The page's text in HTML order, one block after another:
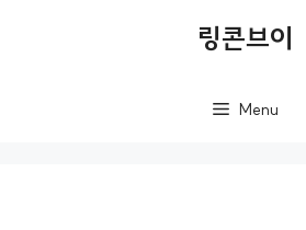
링콘브이
Menu